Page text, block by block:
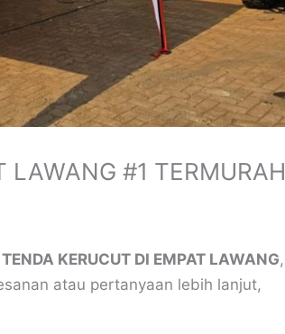
LAWANG #1 TERMURAH
KERUCUT DI EMPAT LAWANG,
atau pertanyaan lebih lanjut,